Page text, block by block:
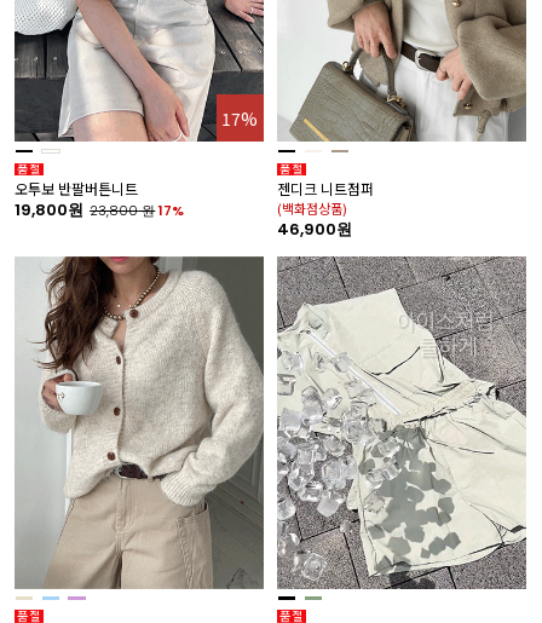
17%
오투보 반팔버튼니트
19,800원 23,800원17%
젠디크 니트점퍼
(백화점상품)
46,900원